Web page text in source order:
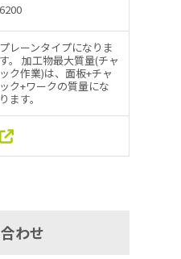
6200
プレーンタイプになりま
す。 加工物最大質量(チャ
ック作業)は、面板+チャ
ック+ワークの質量にな
ります。
わせ